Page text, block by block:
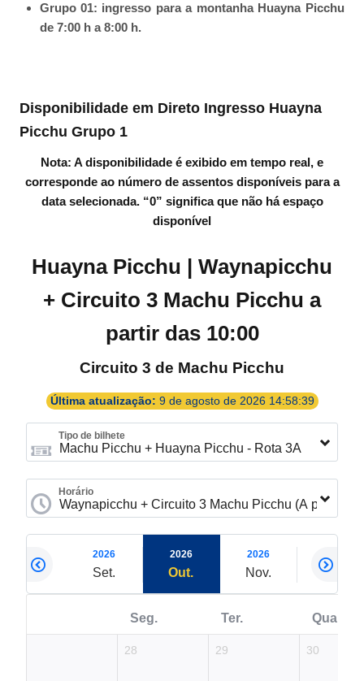
Grupo 01: ingresso para a montanha Huayna Picchu
de 7:00 h a 8:00 h.
Disponibilidade em Direto Ingresso Huayna
Picchu Grupo 1
Nota: A disponibilidade é exibido em tempo real, e
corresponde ao número de assentos disponíveis para a
data selecionada. “0” significa que não há espaço
disponível
Huayna Picchu | Waynapicchu
+ Circuito 3 Machu Picchu a
partir das 10:00
Circuito 3 de Machu Picchu
Última atualização: 9 de agosto de 2026 14:58:39
Tipo de bilhete
Horário
Ago.
2026
Set.
2026
Out.
2026
Nov. Dez.
Seg.
28
Ter.
29
Qua.
30